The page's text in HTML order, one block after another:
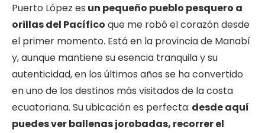
Puerto López es un pequeño pueblo pesquero a
orillas del Pacífico que me robó el corazón desde
el primer momento. Está en la provincia de Manabí
y, aunque mantiene su esencia tranquila y su
autenticidad, en los últimos años se ha convertido
en uno de los destinos más visitados de la costa
ecuatoriana. Su ubicación es perfecta: desde aquí
puedes ver ballenas jorobadas, recorrer el